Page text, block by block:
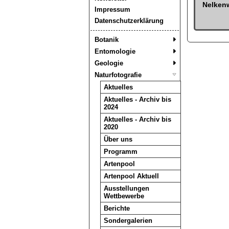
Impressum
Datenschutzerklärung
Botanik
Entomologie
Geologie
Naturfotografie
Aktuelles
Aktuelles - Archiv bis
2024
Aktuelles - Archiv bis
2020
Über uns
Programm
Artenpool
Artenpool Aktuell
Ausstellungen
Wettbewerbe
Berichte
Sondergalerien